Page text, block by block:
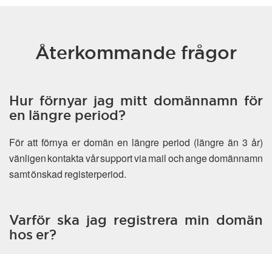
Återkommande frågor
Hur förnyar jag mitt domännamn för
en längre period?
För att förnya er domän en längre period (längre än 3 år)
vänligen kontakta vår support via mail och ange domännamn
samt önskad registerperiod.
Varför ska jag registrera min domän
hos er?